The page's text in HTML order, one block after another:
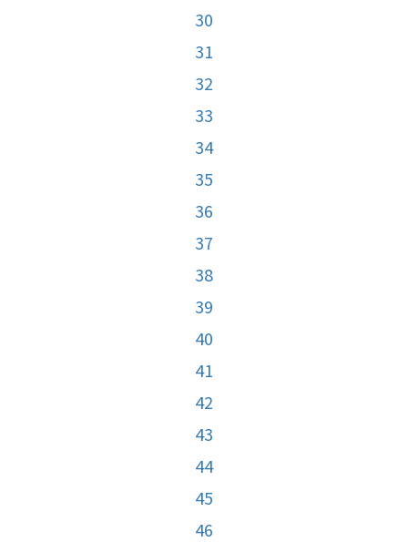
30
31
32
33
34
35
36
37
38
39
40
41
42
43
44
45
46